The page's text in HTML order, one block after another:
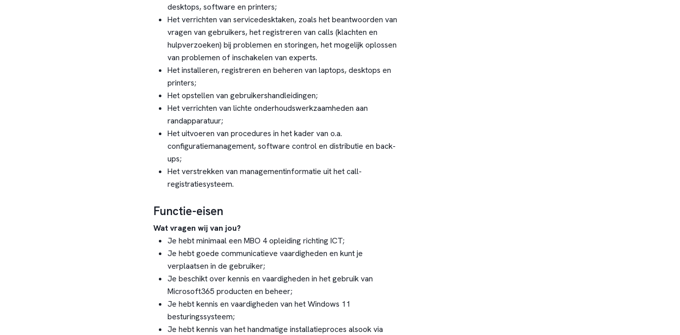
desktops, software en printers;
Het verrichten van servicedesktaken, zoals het beantwoorden van
vragen van gebruikers, het registreren van calls (klachten en
hulpverzoeken) bij problemen en storingen, het mogelijk oplossen
van problemen of inschakelen van experts.
Het installeren, registreren en beheren van laptops, desktops en
printers;
Het opstellen van gebruikershandleidingen;
Het verrichten van lichte onderhoudswerkzaamheden aan
randapparatuur;
Het uitvoeren van procedures in het kader van o.a.
configuratiemanagement, software control en distributie en back-
ups;
Het verstrekken van managementinformatie uit het call-
registratiesysteem.
Functie-eisen
Wat vragen wij van jou?
Je hebt minimaal een MBO 4 opleiding richting ICT;
Je hebt goede communicatieve vaardigheden en kunt je
verplaatsen in de gebruiker;
Je beschikt over kennis en vaardigheden in het gebruik van
Microsoft365 producten en beheer;
Je hebt kennis en vaardigheden van het Windows 11
besturingssysteem;
Je hebt kennis van het handmatige installatieproces alsook via